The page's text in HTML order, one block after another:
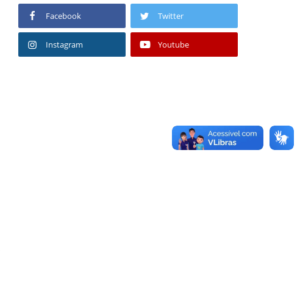
Facebook Twitter
Instagram Youtube